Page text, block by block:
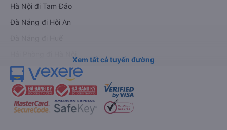
Hà Nội đi Tam Đảo
Đà Nẵng đi Hội An
Xem tất cả tuyến đường